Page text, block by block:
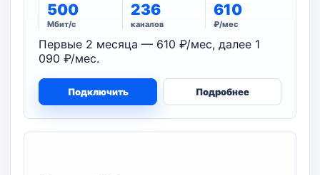
500
Мбит/с
236
каналов
610
₽/мес
Первые 2 месяца — 610 ₽/мес, далее 1
090 ₽/мес.
Подключить Подробнее